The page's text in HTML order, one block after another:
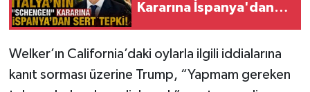
Kararına İspanya'dan
Welker’ın California’daki oylarla ilgili iddialarına
kanıt sorması üzerine Trump, “Yapmam gereken